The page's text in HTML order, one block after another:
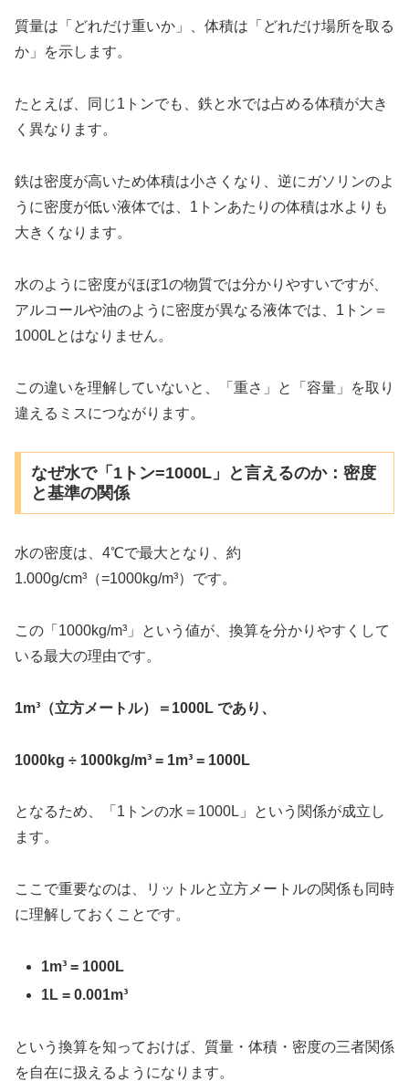
質量は「どれだけ重いか」、体積は「どれだけ場所を取る
か」を示します。
たとえば、同じ1トンでも、鉄と水では占める体積が大き
く異なります。
鉄は密度が高いため体積は小さくなり、逆にガソリンのよ
うに密度が低い液体では、1トンあたりの体積は水よりも
大きくなります。
水のように密度がほぼ1の物質では分かりやすいですが、
アルコールや油のように密度が異なる液体では、1トン＝
1000Lとはなりません。
この違いを理解していないと、「重さ」と「容量」を取り
違えるミスにつながります。
なぜ水で「1トン=1000L」と言えるのか：密度
と基準の関係
水の密度は、4℃で最大となり、約
1.000g/cm³（=1000kg/m³）です。
この「1000kg/m³」という値が、換算を分かりやすくして
いる最大の理由です。
1m³（立方メートル）＝1000L であり、
1000kg ÷ 1000kg/m³ = 1m³ = 1000L
となるため、「1トンの水＝1000L」という関係が成立し
ます。
ここで重要なのは、リットルと立方メートルの関係も同時
に理解しておくことです。
1m³ = 1000L
1L = 0.001m³
という換算を知っておけば、質量・体積・密度の三者関係
を自在に扱えるようになります。